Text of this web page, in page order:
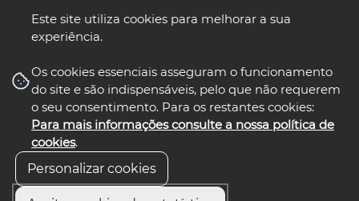
Este site utiliza cookies para melhorar a sua
experiência.
Os cookies essenciais asseguram o funcionamento
do site e são indispensáveis, pelo que não requerem
o seu consentimento. Para os restantes cookies:
Para mais informações consulte a nossa política de
cookies.
Personalizar cookies
nos select language